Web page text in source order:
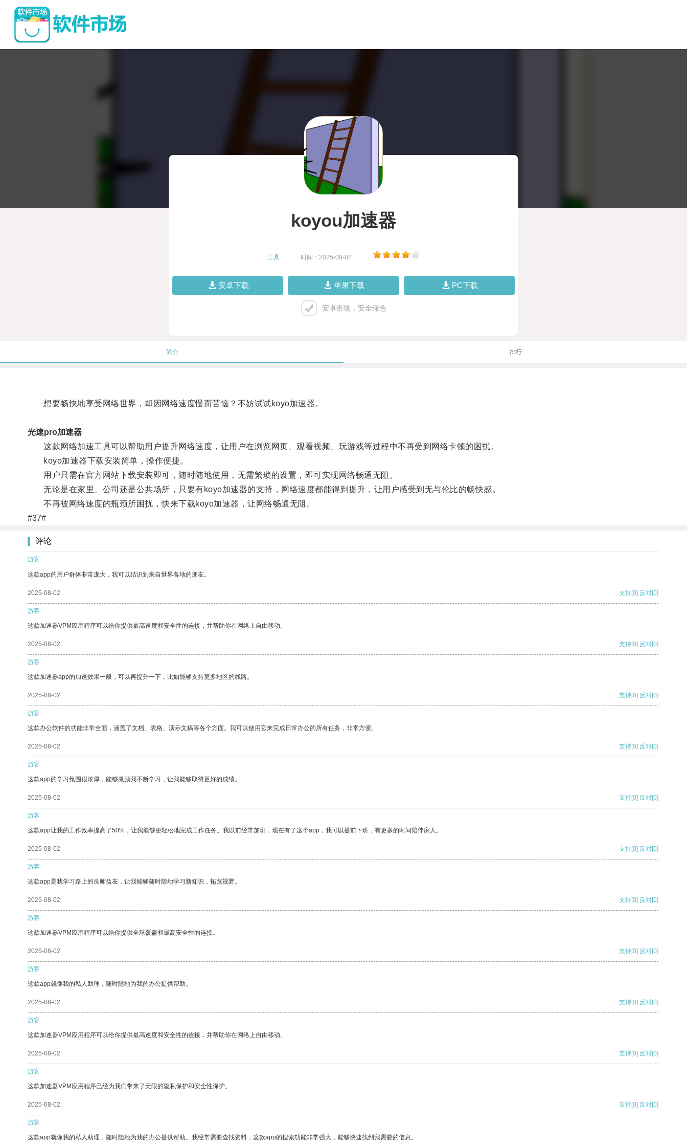
koyou加速器
工具 时间：2025-08-02
安卓下载 苹果下载 PC下载
安卓市场，安全绿色
简介 排行
想要畅快地享受网络世界，却因网络速度慢而苦恼？不妨试试koyo加速器。
光速pro加速器
这款网络加速工具可以帮助用户提升网络速度，让用户在浏览网页、观看视频、玩游戏等过程中不再受到网络卡顿的困扰。
koyo加速器下载安装简单，操作便捷。
用户只需在官方网站下载安装即可，随时随地使用，无需繁琐的设置，即可实现网络畅通无阻。
无论是在家里、公司还是公共场所，只要有koyo加速器的支持，网络速度都能得到提升，让用户感受到无与伦比的畅快感。
不再被网络速度的瓶颈所困扰，快来下载koyo加速器，让网络畅通无阻。
#37#
评论
游客
这款app的用户群体非常庞大，我可以结识到来自世界各地的朋友。
2025-08-02 支持[0] 反对[0]
游客
这款加速器VPM应用程序可以给你提供最高速度和安全性的连接，并帮助你在网络上自由移动。
2025-08-02 支持[0] 反对[0]
游客
这款加速器app的加速效果一般，可以再提升一下，比如能够支持更多地区的线路。
2025-08-02 支持[0] 反对[0]
游客
这款办公软件的功能非常全面，涵盖了文档、表格、演示文稿等各个方面。我可以使用它来完成日常办公的所有任务，非常方便。
2025-08-02 支持[0] 反对[0]
游客
这款app的学习氛围很浓厚，能够激励我不断学习，让我能够取得更好的成绩。
2025-08-02 支持[0] 反对[0]
游客
这款app让我的工作效率提高了50%，让我能够更轻松地完成工作任务。我以前经常加班，现在有了这个app，我可以提前下班，有更多的时间陪伴家人。
2025-08-02 支持[0] 反对[0]
游客
这款app是我学习路上的良师益友，让我能够随时随地学习新知识，拓宽视野。
2025-08-02 支持[0] 反对[0]
游客
这款加速器VPM应用程序可以给你提供全球覆盖和最高安全性的连接。
2025-08-02 支持[0] 反对[0]
游客
这款app就像我的私人助理，随时随地为我的办公提供帮助。
2025-08-02 支持[0] 反对[0]
游客
这款加速器VPM应用程序可以给你提供最高速度和安全性的连接，并帮助你在网络上自由移动。
2025-08-02 支持[0] 反对[0]
游客
这款加速器VPM应用程序已经为我们带来了无限的隐私保护和安全性保护。
2025-08-02 支持[0] 反对[0]
游客
这款app就像我的私人助理，随时随地为我的办公提供帮助。我经常需要查找资料，这款app的搜索功能非常强大，能够快速找到我需要的信息。